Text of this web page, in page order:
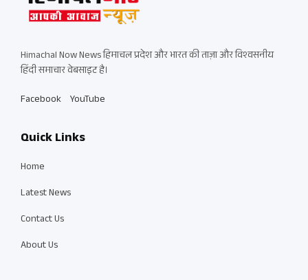
Himachal Now News हिमाचल प्रदेश और भारत की ताज़ा और विश्वसनीय
हिंदी समाचार वेबसाइट है।
Facebook YouTube
Quick Links
Home
Latest News
Contact Us
About Us